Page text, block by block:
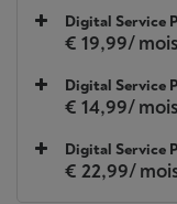
Digital Service
€ 19,99/ mois
Digital Service
€ 14,99/ mois
Digital Service
€ 22,99/